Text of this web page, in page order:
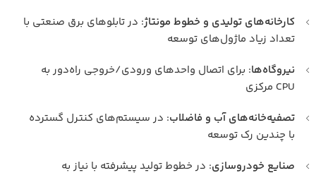
کارخانه‌های تولیدی و خطوط مونتاژ: در تابلوهای برق صنعتی با
تعداد زیاد ماژول‌های توسعه
نیروگاه‌ها: برای اتصال واحدهای ورودی/خروجی راه‌دور به
CPU مرکزی
تصفیه‌خانه‌های آب و فاضلاب: در سیستم‌های کنترل گسترده
با چندین رک توسعه
صنایع خودروسازی: در خطوط تولید پیشرفته با نیاز به